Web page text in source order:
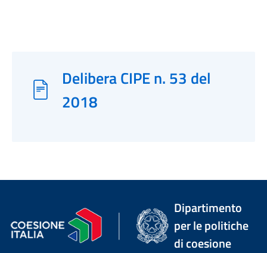
Delibera CIPE n. 53 del
2018
Dipartimento
per le politiche
di coesione